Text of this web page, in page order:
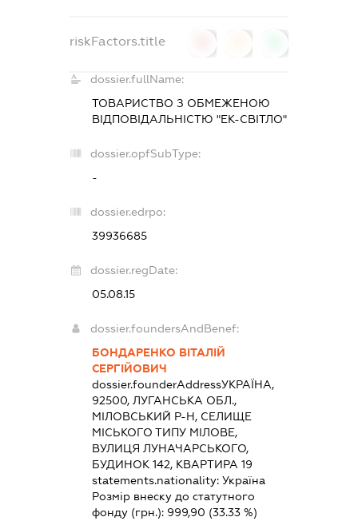
riskFactors.title
dossier.fullName:
ТОВАРИСТВО З ОБМЕЖЕНОЮ
ВІДПОВІДАЛЬНІСТЮ "ЕК-СВІТЛО"
dossier.opfSubType:
-
dossier.edrpo:
39936685
dossier.regDate:
05.08.15
dossier.foundersAndBenef:
БОНДАРЕНКО ВІТАЛІЙ
СЕРГІЙОВИЧ
dossier.founderAddressУКРАЇНА,
92500, ЛУГАНСЬКА ОБЛ.,
МІЛОВСЬКИЙ Р-Н, СЕЛИЩЕ
МІСЬКОГО ТИПУ МІЛОВЕ,
ВУЛИЦЯ ЛУНАЧАРСЬКОГО,
БУДИНОК 142, КВАРТИРА 19
statements.nationality:Україна
Розмір внеску до статутного
фонду (грн.): 999,90 (33.33 %)